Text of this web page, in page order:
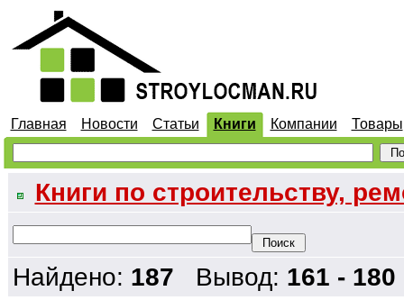
Главная Новости Статьи Книги Компании Товары
Книги по строительству,
Найдено: 187 Вывод: 161 - 180